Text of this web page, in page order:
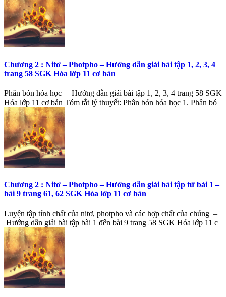
Chương 2 : Nitơ – Photpho – Hướng dẫn giải bài tập 1, 2, 3, 4
trang 58 SGK Hóa lớp 11 cơ bản
Phân bón hóa học – Hướng dẫn giải bài tập 1, 2, 3, 4 trang 58 SGK
Hóa lớp 11 cơ bản Tóm tắt lý thuyết: Phân bón hóa học 1. Phân bó
Chương 2 : Nitơ – Photpho – Hướng dẫn giải bài tập từ bài 1 –
bài 9 trang 61, 62 SGK Hóa lớp 11 cơ bản
Luyện tập tính chất của nitơ, photpho và các hợp chất của chúng –
Hướng dẫn giải bài tập bài 1 đến bài 9 trang 58 SGK Hóa lớp 11 c